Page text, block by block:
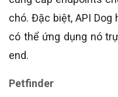
chó. Đặc biệt, API
có thể ứng dụng nó
end.
Petfinder